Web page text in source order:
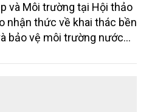
và Môi trường tại Hội thảo
nhận thức về khai thác bền
bảo vệ môi trường nước
nghiệp và Môi trường